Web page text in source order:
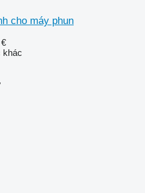
cho máy phun
khác